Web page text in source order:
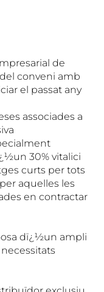
de
conveni amb
el passat any
associades a
30% vitalici
curts per tots
aquelles les
en contractar
dï¿½un ampli